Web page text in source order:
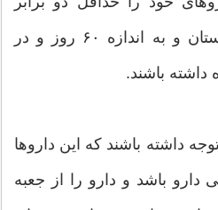
مدت حضورشان در عربستان و به اندازه ۶۰ روز و در
داشته باشند.
داشته باشند که این داروها
دارو باشد و دارو را از جعبه